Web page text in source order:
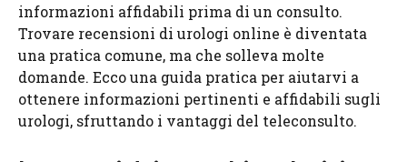
informazioni affidabili prima di un consulto.
Trovare recensioni di urologi online è diventata
una pratica comune, ma che solleva molte
domande. Ecco una guida pratica per aiutarvi a
ottenere informazioni pertinenti e affidabili sugli
urologi, sfruttando i vantaggi del teleconsulto.